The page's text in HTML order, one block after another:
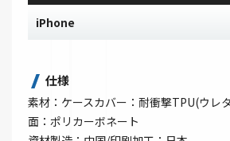
iPhone
仕様
素材：ケースカバー：耐衝撃TPU(ウレ
面：ポリカーボネート